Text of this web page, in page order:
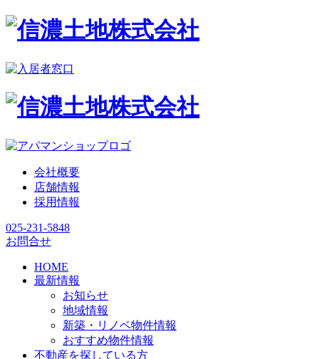
会社概要
店舗情報
採用情報
025-231-5848
お問合せ
HOME
最新情報
お知らせ
地域情報
新築・リノベ物件情報
おすすめ物件情報
不動産を探している方